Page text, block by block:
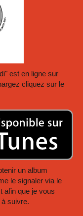
est en ligne sur
cliquez sur le
un album
le signaler via le
afin que je vous
suivre.